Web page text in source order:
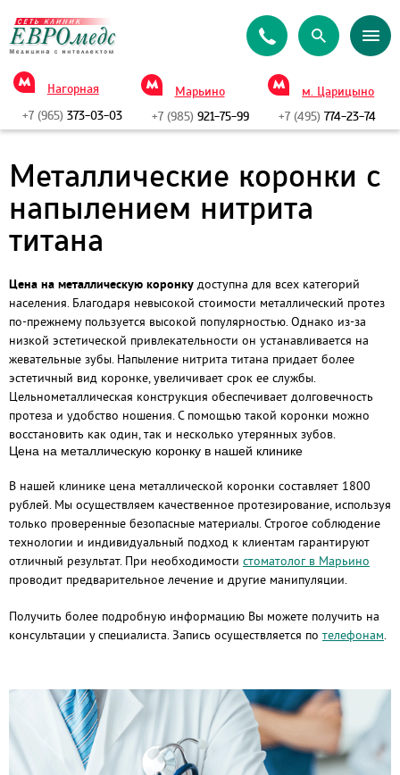
Нагорная
+7 (965) 373-03-03
Марьино
+7 (985)921-75-99
м. Царицыно
+7 (495) 774-23-74
Металлические коронки с
напылением нитрита
титана
Цена на металлическую коронку доступна для всех категорий
населения. Благодаря невысокой стоимости металлический протез
по-прежнему пользуется высокой популярностью. Однако из-за
низкой эстетической привлекательности он устанавливается на
жевательные зубы. Напыление нитрита титана придает более
эстетичный вид коронке, увеличивает срок ее службы.
Цельнометаллическая конструкция обеспечивает долговечность
протеза и удобство ношения. С помощью такой коронки можно
восстановить как один, так и несколько утерянных зубов.
Цена на металлическую коронку в нашей клинике
В нашей клинике цена металлической коронки составляет 1800
рублей. Мы осуществляем качественное протезирование, используя
только проверенные безопасные материалы. Строгое соблюдение
технологии и индивидуальный подход к клиентам гарантируют
отличный результат. При необходимости стоматолог в Марьино
проводит предварительное лечение и другие манипуляции.
Получить более подробную информацию Вы можете получить на
консультации у специалиста. Запись осуществляется по телефонам.